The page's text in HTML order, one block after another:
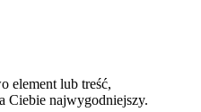
element lub treść,
Ciebie najwygodniejszy.